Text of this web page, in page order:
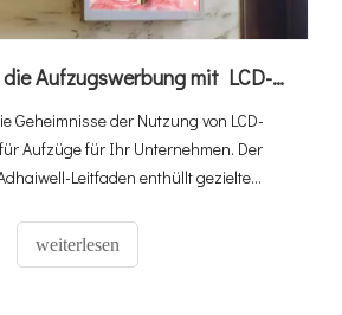
So meistern Sie die Aufzugswerbung mit LCD-Displays
Geheimnisse der Nutzung von LCD-
Aufzüge für Ihr Unternehmen. Der
Leitfaden enthüllt gezielte
Techniken, um Ihre Werbekampagnen
und profitabler zu machen.
weiterlesen